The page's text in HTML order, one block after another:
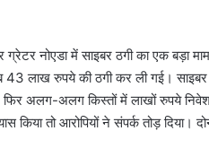
नोएडा में साइबर ठगी का एक बड़ा
43 लाख रुपये की ठगी कर ली गई। साइबर
फिर अलग-अलग किस्तों में लाखों रुपये
किया तो आरोपियों ने संपर्क तोड़